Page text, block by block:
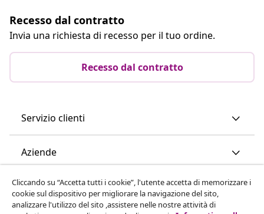
Recesso dal contratto
Invia una richiesta di recesso per il tuo ordine.
Recesso dal contratto
Servizio clienti
Aziende
vidaXL
Cliccando su “Accetta tutti i cookie”, l'utente accetta di memorizzare i
cookie sul dispositivo per migliorare la navigazione del sito,
analizzare l'utilizzo del sito ,assistere nelle nostre attività di